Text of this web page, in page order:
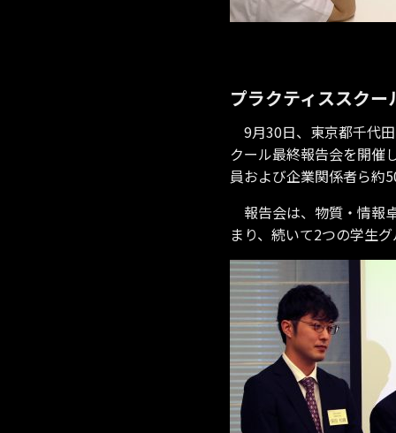
プラクティススクー
9月30日、東京都千代
クール最終報告会を開催
員および企業関係者ら約
報告会は、物質・情報
まり、続いて2つの学生